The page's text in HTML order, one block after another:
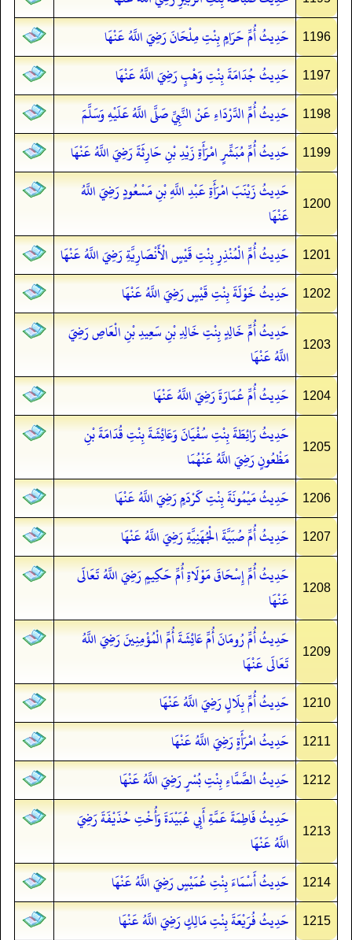
1196 حَدِيثُ أُمِّ حَرَامٍ بِنْتِ مِلْحَانَ رَضِيَ اللَّهُ عَنْهَا
1197 حَدِيثُ جُدَامَةَ بِنْتِ وَهْبٍ رَضِيَ اللَّهُ عَنْهَا
1198 حَدِيثُ أُمِّ الدَّرْدَاءِ عَنْ النَّبِيِّ صَلَّى اللَّهُ عَلَيْهِ وَسَلَّمَ
1199 حَدِيثُ أُمِّ مُبَشِّرٍ امْرَأَةِ زَيْدِ بْنِ حَارِثَةَ رَضِيَ اللَّهُ عَنْهَا
1200
حَدِيثُ زَيْنَبَ امْرَأَةِ عَبْدِ اللَّهِ بْنِ مَسْعُودٍ رَضِيَ اللَّهُ
عَنْهَا
1201 حَدِيثُ أُمِّ الْمُنْذِرِ بِنْتِ قَيْسٍ الْأَنْصَارِيَّةِ رَضِيَ اللَّهُ عَنْهَا
1202 حَدِيثُ خَوْلَةَ بِنْتِ قَيْسٍ رَضِيَ اللَّهُ عَنْهَا
1203
حَدِيثُ أُمِّ خَالِدٍ بِنْتِ خَالِدِ بْنِ سَعِيدِ بْنِ الْعَاصِ رَضِيَ
اللَّهُ عَنْهَا
1204 حَدِيثُ أُمِّ عُمَارَةَ رَضِيَ اللَّهُ عَنْهَا
1205
حَدِيثُ رَائِطَةَ بِنْتِ سُفْيَانَ وَعَائِشَةَ بِنْتِ قُدَامَةَ بْنِ
مَظْعُونٍ رَضِيَ اللَّهُ عَنْهُمَا
1206 حَدِيثُ مَيْمُونَةَ بِنْتِ كَرْدَمٍ رَضِيَ اللَّهُ عَنْهَا
1207 حَدِيثُ أُمِّ صُبَيَّةَ الْجُهَنِيَّةِ رَضِيَ اللَّهُ عَنْهَا
1208
حَدِيثُ أُمِّ إِسْحَاقَ مَوْلَاةِ أُمِّ حَكِيمٍ رَضِيَ اللَّهُ تَعَالَى
عَنْهَا
1209
حَدِيثُ أُمِّ رُومَانَ أُمِّ عَائِشَةَ أُمِّ الْمُؤْمِنِينَ رَضِيَ اللَّهُ
تَعَالَى عَنْهَا
1210 حَدِيثُ أُمِّ بِلَالٍ رَضِيَ اللَّهُ عَنْهَا
1211 حَدِيثُ امْرَأَةٍ رَضِيَ اللَّهُ عَنْهَا
1212 حَدِيثُ الصَّمَّاءِ بِنْتِ بُسْرٍ رَضِيَ اللَّهُ عَنْهَا
1213
حَدِيثُ فَاطِمَةَ عَمَّةِ أَبِي عُبَيْدَةَ وَأُخْتِ حُذَيْفَةَ رَضِيَ
اللَّهُ عَنْهَا
1214 حَدِيثُ أَسْمَاءَ بِنْتِ عُمَيْسٍ رَضِيَ اللَّهُ عَنْهَا
1215 حَدِيثُ فُرَيْعَةَ بِنْتِ مَالِكٍ رَضِيَ اللَّهُ عَنْهَا